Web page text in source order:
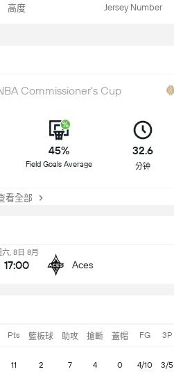
高度 Jersey Number
Commissioner's Cup
45%
Field Goals Average
32.6
分钟
全部
六, 8日 8月
17:00 Aces
Pts 籃板球 助攻 搶斷 蓋帽 FG 3P
11 2 7 4 0 4/10 3/5